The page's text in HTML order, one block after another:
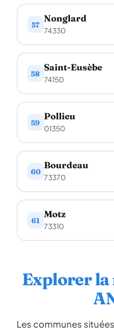
57
Nonglard
74330
58
Saint-Eusèbe
74150
59
Pollieu
01350
60
Bourdeau
73370
61
Motz
73310
Explorer la
Les communes